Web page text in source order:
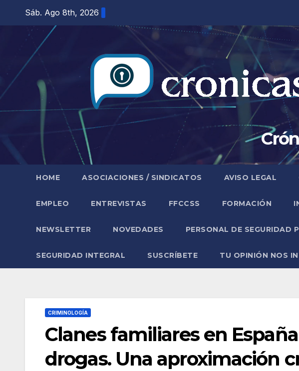
contenido
Sáb. Ago 8th, 2026
HOME ASOCIACIONES / SINDICATOS AVISO LEGAL
EMPLEO ENTREVISTAS FFCCSS FORMACIÓN
NEWSLETTER NOVEDADES PERSONAL DE SEGURIDAD
SEGURIDAD INTEGRAL SUSCRÍBETE TU OPINIÓN NOS
CRIMINOLOGÍA
Clanes familiares en
drogas. Una aproximación